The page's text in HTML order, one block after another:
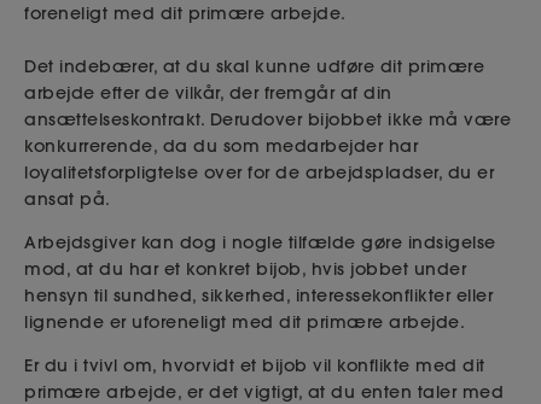
foreneligt med dit primære arbejde.
Det indebærer, at du skal kunne udføre dit primære
arbejde efter de vilkår, der fremgår af din
ansættelseskontrakt. Derudover bijobbet ikke må være
konkurrerende, da du som medarbejder har
loyalitetsforpligtelse over for de arbejdspladser, du er
ansat på.
Arbejdsgiver kan dog i nogle tilfælde gøre indsigelse
mod, at du har et konkret bijob, hvis jobbet under
hensyn til sundhed, sikkerhed, interessekonflikter eller
lignende er uforeneligt med dit primære arbejde.
Er du i tvivl om, hvorvidt et bijob vil konflikte med dit
primære arbejde, er det vigtigt, at du enten taler med